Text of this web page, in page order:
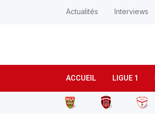
ACCUEIL LIGUE 1
Actualités Interviews